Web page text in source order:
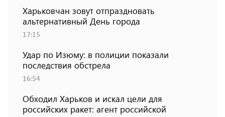
Харьковчан зовут отпраздновать
альтернативный День города
17:15
Удар по Изюму: в полиции показали
последствия обстрела
16:54
Обходил Харьков и искал цели для
российских ракет: агент российской